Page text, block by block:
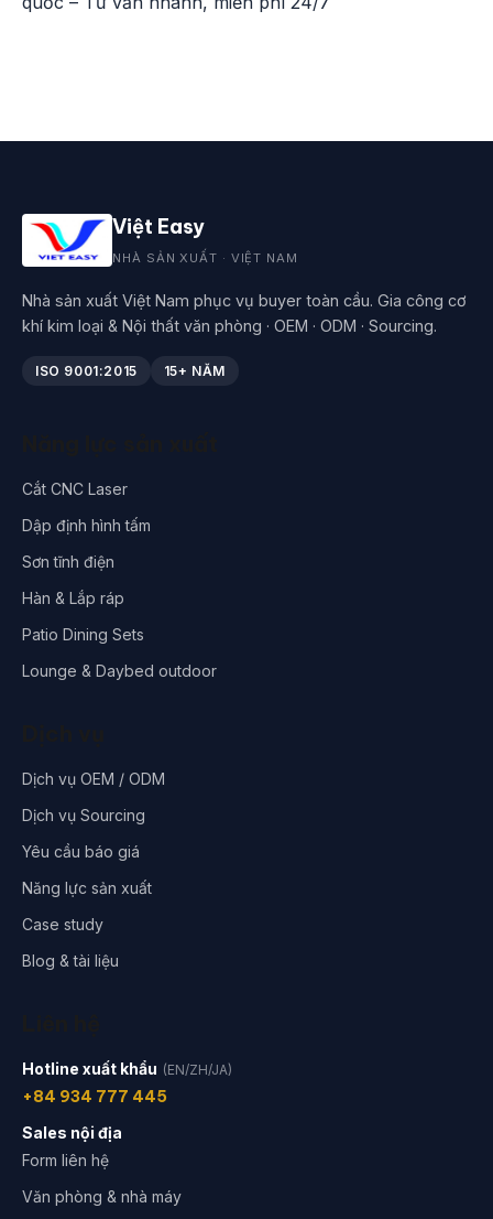
Việt Easy
NHÀ SẢN XUẤT · VIỆT NAM
Nhà sản xuất Việt Nam phục vụ buyer toàn cầu. Gia công cơ
khí kim loại & Nội thất văn phòng · OEM · ODM · Sourcing.
ISO 9001:2015 15+ NĂM
Cắt CNC Laser
Dập định hình tấm
Sơn tĩnh điện
Hàn & Lắp ráp
Patio Dining Sets
Lounge & Daybed outdoor
Dịch vụ OEM / ODM
Dịch vụ Sourcing
Yêu cầu báo giá
Năng lực sản xuất
Case study
Blog & tài liệu
Hotline xuất khẩu (EN/ZH/JA)
+84 934 777 445
Sales nội địa
Form liên hệ
Văn phòng & nhà máy